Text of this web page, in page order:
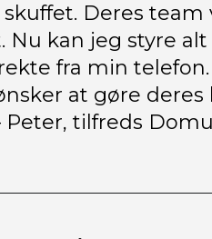
Deres
kan jeg styre alt
fra min
at gøre
Peter, tilfreds